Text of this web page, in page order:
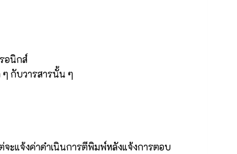
อนิกส์
ๆ กับวารสารนั้น ๆ
จะแจ้งค่าดำเนินการตีพิมพ์หลังแจ้งการตอบ